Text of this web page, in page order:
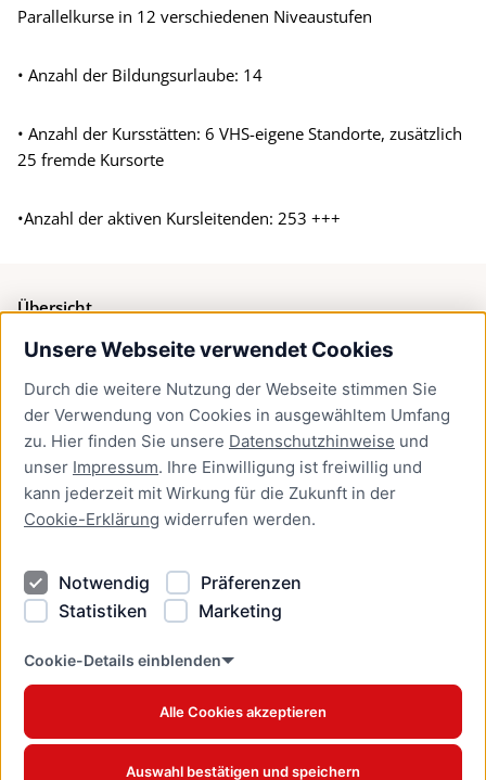
Unsere Webseite verwendet Cookies
Durch die weitere Nutzung der Webseite stimmen Sie
der Verwendung von Cookies in ausgewähltem Umfang
zu. Hier finden Sie unsere Datenschutzhinweise und
unser Impressum. Ihre Einwilligung ist freiwillig und
kann jederzeit mit Wirkung für die Zukunft in der
Cookie-Erklärung widerrufen werden.
Notwendig
Präferenzen
Statistiken
Marketing
Cookie-Details einblenden
Alle Cookies akzeptieren
Auswahl bestätigen und speichern
Parallelkurse in 12 verschiedenen Niveaustufen
• Anzahl der Bildungsurlaube: 14
• Anzahl der Kursstätten: 6 VHS-eigene Standorte, zusätzlich
25 fremde Kursorte
•Anzahl der aktiven Kursleitenden: 253 +++
Übersicht
Bürgerservice
Presse
Newsletter Lübeck:kompakt
Kontakt
Kontakt
Datenschutzhinweise
Barrierefreiheit
Cookie Erklärung
www.luebeck.de